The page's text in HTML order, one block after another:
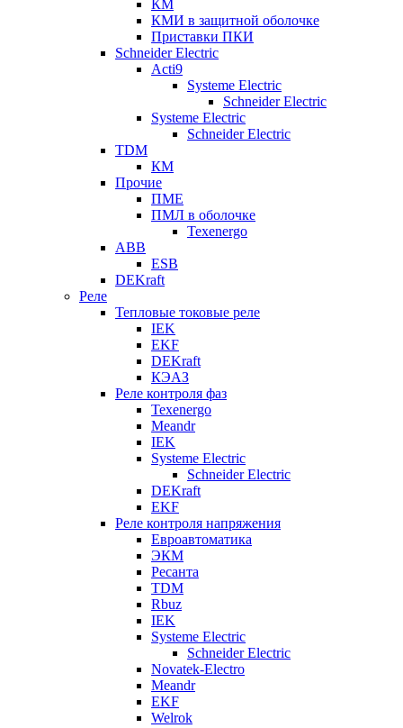
КМ
КМИ в защитной оболочке
Приставки ПКИ
Schneider Electric
Acti9
Systeme Electric
Schneider Electric
Systeme Electric
Schneider Electric
TDM
КМ
Прочие
ПМЕ
ПМЛ в оболочке
Texenergo
ABB
ESB
DEKraft
Реле
Тепловые токовые реле
IEK
EKF
DEKraft
КЭАЗ
Реле контроля фаз
Texenergo
Meandr
IEK
Systeme Electric
Schneider Electric
DEKraft
EKF
Реле контроля напряжения
Евроавтоматика
ЭКМ
Ресанта
TDM
Rbuz
IEK
Systeme Electric
Schneider Electric
Novatek-Electro
Meandr
EKF
Welrok